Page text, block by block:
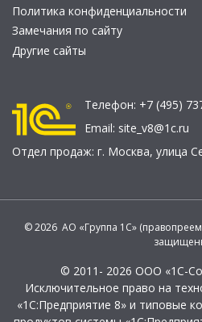
Политика конфиденциальности
Замечания по сайту
Другие сайты
Телефон: +7 (495)
Email: site_v8@1c.ru
Отдел продаж: г. Москва, улица
© 2026 АО «Группа 1С»
© 2011- 2026 ООО «1С-
Исключительное право на
«1С:Предприятие 8» и типовые